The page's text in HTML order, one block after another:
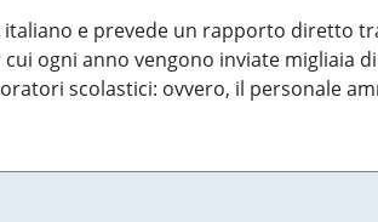
e prevede un rapporto diretto
ogni anno vengono inviate migliaia
scolastici: ovvero, il personale